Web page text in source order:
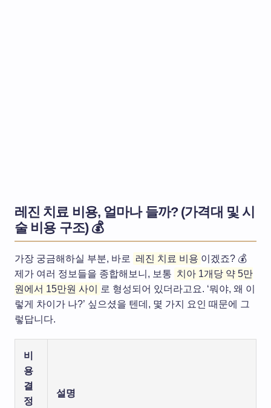
레진 치료 비용, 얼마나 들까? (가격대 및 시
술 비용 구조) 💰
가장 궁금해하실 부분, 바로 레진 치료 비용 이겠죠? 💰
제가 여러 정보들을 종합해보니, 보통 치아 1개당 약 5만
원에서 15만원 사이
로 형성되어 있더라고요. ‘뭐야, 왜 이
렇게 차이가 나?’ 싶으셨을 텐데, 몇 가지 요인 때문에 그
렇답니다.
비
용
결
정
설명